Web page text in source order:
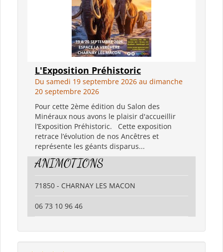
L'Exposition Préhistoric
Du samedi 19 septembre 2026 au dimanche
20 septembre 2026
Pour cette 2ème édition du Salon des
Minéraux nous avons le plaisir d'accueillir
l’Exposition Préhistoric. Cette exposition
retrace l’évolution de nos Ancêtres et
représente les géants disparus...
ANIMOTIONS
71850 - CHARNAY LES MACON
06 73 10 96 46